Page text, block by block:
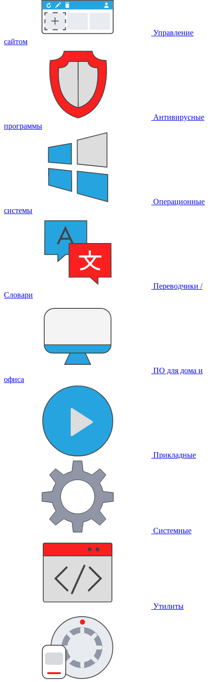
Управление
сайтом
Антивирусные
программы
Операционные
системы
Переводчики /
Словари
ПО для дома и
офиса
Прикладные
Системные
Утилиты